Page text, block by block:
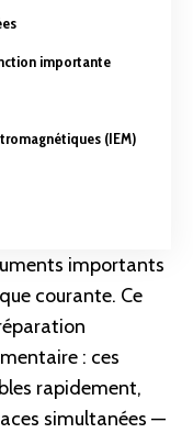
importante
(IEM)
importants
courante. Ce
: ces
rapidement,
simultanées —